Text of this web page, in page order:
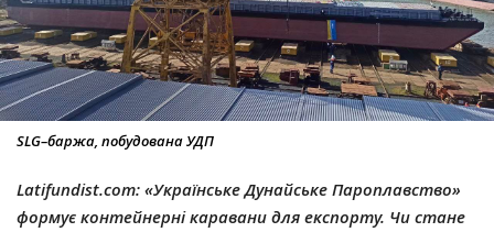
SLG–баржа, побудована УДП
Latifundist.com:«Українське Дунайське Пароплавство»
формує контейнерні каравани для експорту. Чи стане